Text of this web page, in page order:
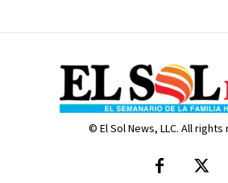
© El Sol News, LLC. All